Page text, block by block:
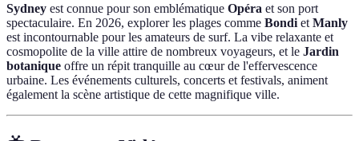
Sydney est connue pour son emblématique Opéra et son port
spectaculaire. En 2026, explorer les plages comme Bondi et Manly
est incontournable pour les amateurs de surf. La vibe relaxante et
cosmopolite de la ville attire de nombreux voyageurs, et le Jardin
botanique offre un répit tranquille au cœur de l'effervescence
urbaine. Les événements culturels, concerts et festivals, animent
également la scène artistique de cette magnifique ville.